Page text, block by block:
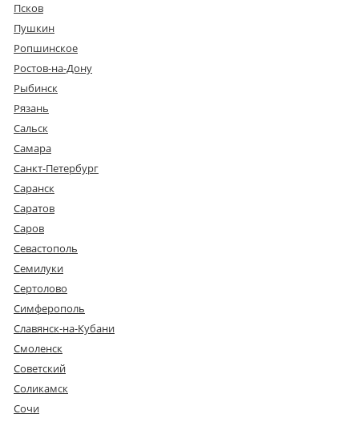
Псков
Пушкин
Ропшинское
Ростов-на-Дону
Рыбинск
Рязань
Сальск
Самара
Санкт-Петербург
Саранск
Саратов
Саров
Севастополь
Семилуки
Сертолово
Симферополь
Славянск-на-Кубани
Смоленск
Советский
Соликамск
Сочи